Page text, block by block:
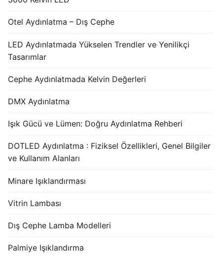
Otel Aydınlatma – Dış Cephe
LED Aydınlatmada Yükselen Trendler ve Yenilikçi
Tasarımlar
Cephe Aydınlatmada Kelvin Değerleri
DMX Aydınlatma
Işık Gücü ve Lümen: Doğru Aydınlatma Rehberi
DOTLED Aydınlatma : Fiziksel Özellikleri, Genel Bilgiler
ve Kullanım Alanları
Minare Işıklandırması
Vitrin Lambası
Dış Cephe Lamba Modelleri
Palmiye Işıklandırma